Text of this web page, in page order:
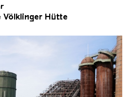
Völklinger Hütte